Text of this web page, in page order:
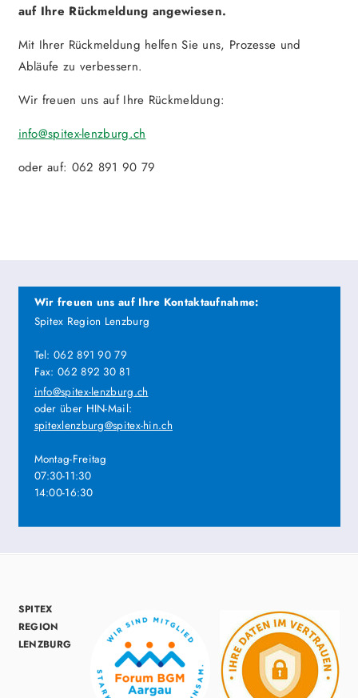
auf Ihre Rückmeldung angewiesen.
Mit Ihrer Rückmeldung helfen Sie uns, Prozesse und
Abläufe zu verbessern.
Wir freuen uns auf Ihre Rückmeldung:
info@spitex-lenzburg.ch
oder auf: 062 891 90 79
Wir freuen uns auf Ihre Kontaktaufnahme:
Spitex Region Lenzburg
Tel: 062 891 90 79
Fax: 062 892 30 81
info@spitex-lenzburg.ch
oder über HIN-Mail:
spitexlenzburg@spitex-hin.ch
Montag-Freitag
07:30-11:30
14:00-16:30
SPITEX
REGION
LENZBURG